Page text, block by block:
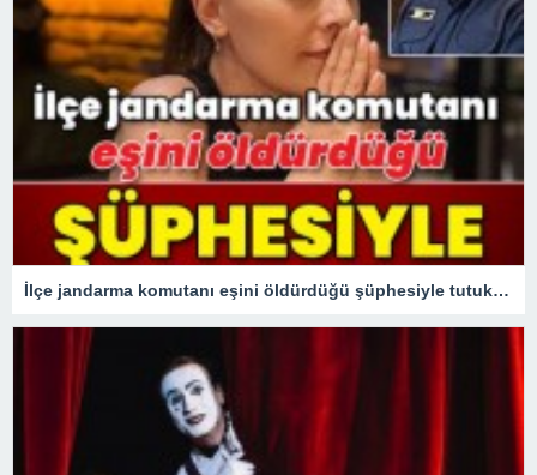
İlçe jandarma komutanı eşini öldürdüğü şüphesiyle tutuklandı!